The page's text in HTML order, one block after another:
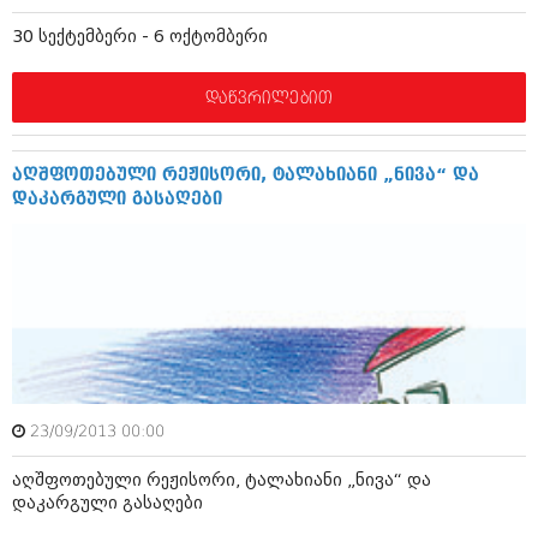
კულინარია
ბიზნესსიახლეები
გვარები
კალეიდოსკოპი
ჰოროსკოპი და შეუცნობელი
რომანი და დეტექტივი
სახალისო ამბები
ბიზნესსიახლეები
იუმორი
კალეიდოსკოპი
რომანი და დეტექტივი
სახალისო ამბები
შოუბიზნესი
დაიჯესტი
30 სექტემბერი - 6 ოქტომბერი
დაწვრილებით
აღშფოთებული რეჟისორი, ტალახიანი „ნივა“ და
დაკარგული გასაღები
23/09/2013 00:00
აღშფოთებული რეჟისორი, ტალახიანი „ნივა“ და
დაკარგული გასაღები